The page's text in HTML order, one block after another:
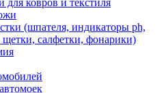
для ковров и текстиля
(шпателя, индикаторы ph,
салфетки, фонарики)